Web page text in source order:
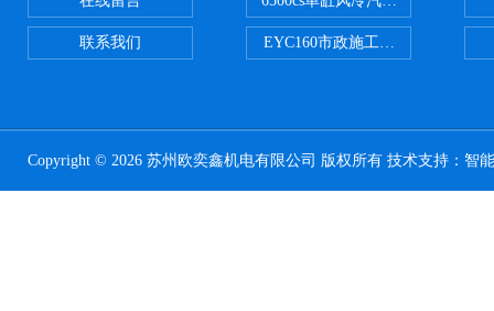
联系我们 EYC160市政施工用路面切割机配
Copyright © 2026 苏州欧奕鑫机电有限公司 版权所有 技术支持： 智